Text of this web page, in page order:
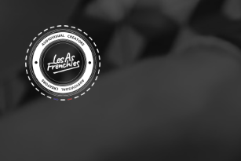
Skip to main content